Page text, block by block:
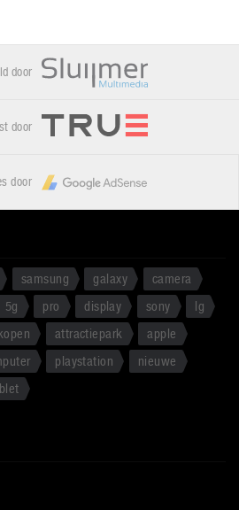
door
door
door
samsung galaxy
camera
5g pro display sony
lg
attractiepark
apple
playstation
nieuwe